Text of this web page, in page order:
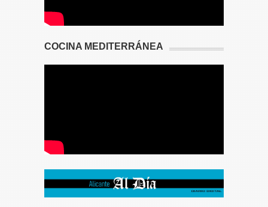
COCINA MEDITERRÁNEA